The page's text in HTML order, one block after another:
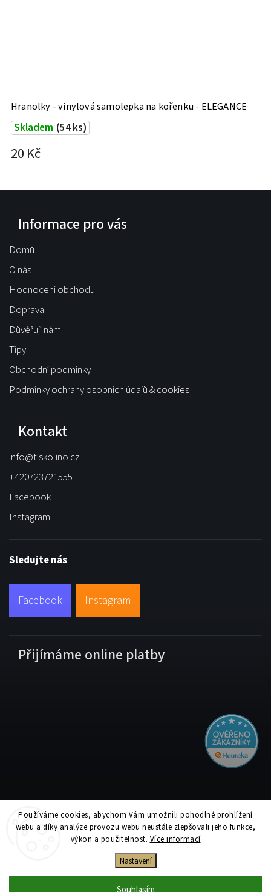
Používáme cookies, abychom Vám umožnili pohodlné prohlížení
webu a díky analýze provozu webu neustále zlepšovali jeho funkce,
výkon a použitelnost. Více informací
Nastavení
Hranolky - vinylová samolepka na kořenku - ELEGANCE
Skladem (54 ks)
20 Kč
Informace pro vás
Domů
O nás
Hodnocení obchodu
Doprava
Důvěřují nám
Tipy
Obchodní podmínky
Podmínky ochrany osobních údajů & cookies
Kontakt
info@tiskolino.cz
+420723721555
Facebook
Instagram
Sledujte nás
Facebook Instagram
Přijímáme online platby
Copyright 2026Tiskolino.cz. Všechna práva vyhrazena.
Upravit nastavení cookies
| DesignShoptak.cz